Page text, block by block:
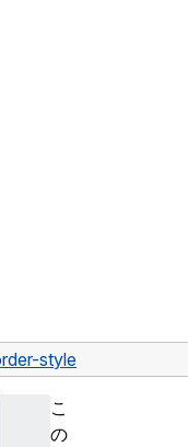
style
こ
の